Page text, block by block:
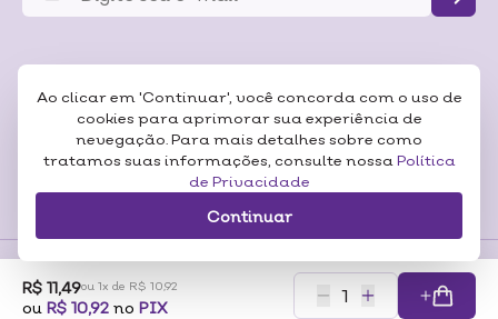
Ao clicar em 'Continuar', você concorda com o uso de
cookies para aprimorar sua experiência de
nevegação. Para mais detalhes sobre como
tratamos suas informações, consulte nossa Política
de Privacidade
Continuar
R$ 11,49ou 1x de R$ 10,92
ou R$ 10,92 no PIX
Certificados